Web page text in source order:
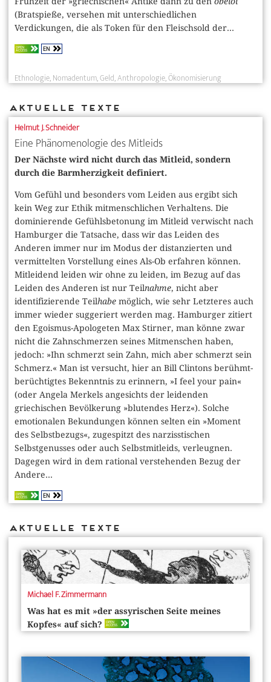
(Bratspieße, versehen mit unterschiedlichen
Verdickungen, die als Token für den Fleischsold der...
OPEN
ACCESS EN
Ethnologie Nomadentum Geld Anthropologie Ökonomisierung
Aktuelle Texte
Helmut J. Schneider
Eine Phänomenologie des Mitleids
Der Nächste wird nicht durch das Mitleid, sondern
durch die Barmherzigkeit definiert.
Vom Gefühl und besonders vom Leiden aus ergibt sich
kein Weg zur Ethik mitmenschlichen Verhaltens. Die
dominierende Gefühlsbetonung im Mitleid verwischt nach
Hamburger die Tatsache, dass wir das Leiden des
Anderen immer nur im Modus der distanzierten und
vermittelten Vorstellung eines Als-Ob erfahren können.
Mitleidend leiden wir ohne zu leiden, im Bezug auf das
Leiden des Anderen ist nur Teilnahme, nicht aber
identifizierende Teilhabe möglich, wie sehr Letzteres auch
immer wieder suggeriert werden mag. Hamburger zitiert
den Egoismus-Apologeten Max Stirner, man könne zwar
nicht die Zahnschmerzen seines Mitmenschen haben,
jedoch: »Ihn schmerzt sein Zahn, mich aber schmerzt sein
Schmerz.« Man ist versucht, hier an Bill Clintons berühmt-
berüchtigtes Bekenntnis zu erinnern, »I feel your pain«
(oder Angela Merkels angesichts der leidenden
griechischen Bevölkerung »blutendes Herz«). Solche
emotionalen Bekundungen können selten ein »Moment
des Selbstbezugs«, zugespitzt des narzisstischen
Selbstgenusses oder auch Selbstmitleids, verleugnen.
Dagegen wird in dem rational verstehenden Bezug der
Andere...
OPEN
ACCESS EN
Aktuelle Texte
Michael F. Zimmermann
Was hat es mit »der assyrischen Seite meines
Kopfes« auf sich?
OPEN
ACCESS